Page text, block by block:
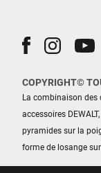
COPYRIGHT©
La combinaison des
accessoires
pyramides sur la
forme de losange